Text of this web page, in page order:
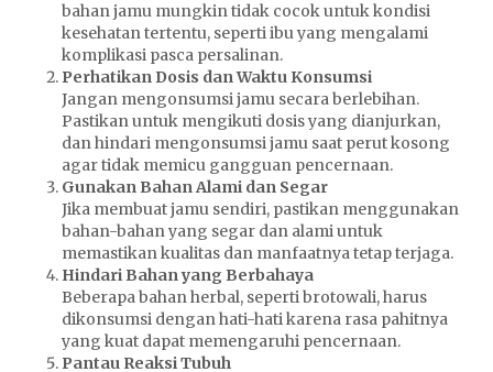
bahan jamu mungkin tidak cocok untuk kondisi
kesehatan tertentu, seperti ibu yang mengalami
komplikasi pasca persalinan.
Perhatikan Dosis dan Waktu Konsumsi
Jangan mengonsumsi jamu secara berlebihan.
Pastikan untuk mengikuti dosis yang dianjurkan,
dan hindari mengonsumsi jamu saat perut kosong
agar tidak memicu gangguan pencernaan.
Gunakan Bahan Alami dan Segar
Jika membuat jamu sendiri, pastikan menggunakan
bahan-bahan yang segar dan alami untuk
memastikan kualitas dan manfaatnya tetap terjaga.
Hindari Bahan yang Berbahaya
Beberapa bahan herbal, seperti brotowali, harus
dikonsumsi dengan hati-hati karena rasa pahitnya
yang kuat dapat memengaruhi pencernaan.
Pantau Reaksi Tubuh